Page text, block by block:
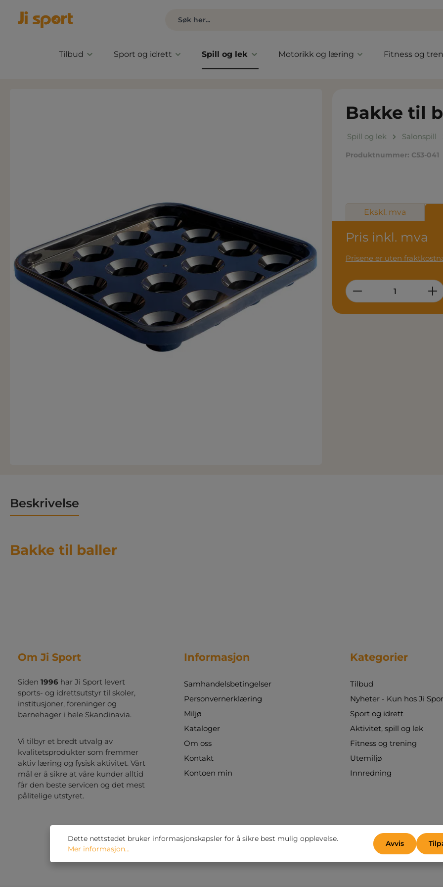
Tilbud Sport og idrett Spill og lek Motorikk og læring Fitness og
Bakke til
Spill og lek Salonspill
Produktnummer: C53-041
Pris inkl. mva
Prisene er uten
Ekskl. mva
Product
Beskrivelse
Bakke til baller
Om Ji Sport
Siden 1996 har Ji Sport levert
sports- og idrettsutstyr til skoler,
institusjoner, foreninger og
barnehager i hele Skandinavia.
Vi tilbyr et bredt utvalg av
kvalitetsprodukter som fremmer
aktiv læring og fysisk aktivitet. Vårt
mål er å sikre at våre kunder alltid
får den beste servicen og det mest
pålitelige utstyret.
Informasjon
Samhandelsbetingelser
Personvernerklæring
Miljø
Kataloger
Om oss
Kontakt
Kontoen min
Kategorier
Tilbud
Nyheter - Kun hos Ji
Sport og idrett
Aktivitet, spill og lek
Fitness og trening
Utemiljø
Innredning
Dette nettstedet bruker informasjonskapsler for å sikre best mulig opplevelse.
Mer informasjon...
Avvis